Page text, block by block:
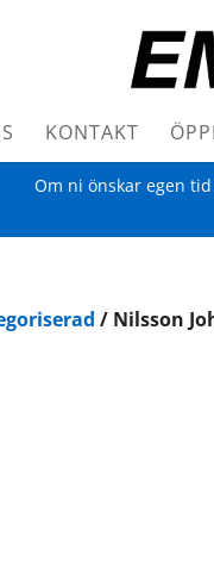
KONTAKT
Om ni önskar egen
/ Nilsson